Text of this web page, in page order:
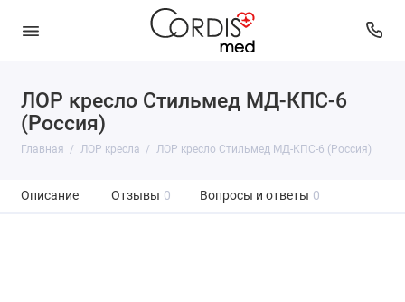
ЛОР кресло Стильмед МД-КПС-6
(Россия)
Главная ЛОР кресла ЛОР кресло Стильмед МД-КПС-6 (Россия)
Описание Отзывы 0 Вопросы и ответы 0